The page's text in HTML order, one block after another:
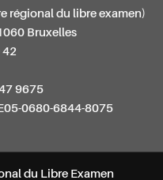
régional du libre examen)
Bruxelles
42
9675
0680-6844-8075
du Libre Examen